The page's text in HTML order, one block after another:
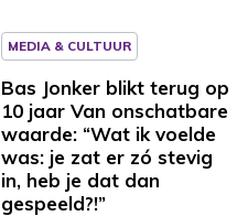
MEDIA & CULTUUR
Bas Jonker blikt terug op
10 jaar Van onschatbare
waarde: “Wat ik voelde
was: je zat er zó stevig
in, heb je dat dan
gespeeld?!”